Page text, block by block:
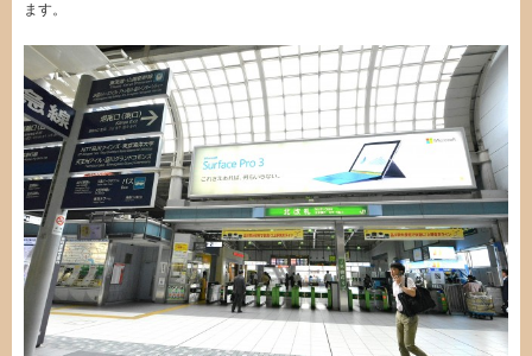
ます。